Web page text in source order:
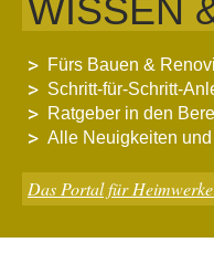
WISSEN
Fürs Bauen &
Schritt-für-Schritt-
Ratgeber in den
Alle Neuigkeiten
Das Portal für